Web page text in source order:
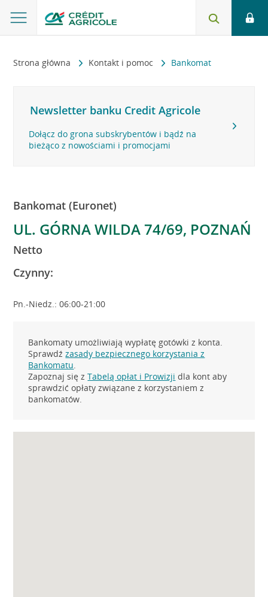
Strona główna Kontakt i pomoc Bankomat
Newsletter banku Credit Agricole
Dołącz do grona subskrybentów i bądź na
bieżąco z nowościami i promocjami
Bankomat (Euronet)
UL. GÓRNA WILDA 74/69, POZNAŃ
Netto
Czynny:
Pn.-Niedz.: 06:00-21:00
Bankomaty umożliwiają wypłatę gotówki z konta.
Sprawdźzasady bezpiecznego korzystania z
Bankomatu.
Zapoznaj się zTabelą opłat i Prowizji dla kont aby
sprawdzić opłaty związane z korzystaniem z
bankomatów.